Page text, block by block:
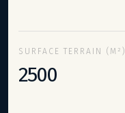
SURFACE TERRAIN (M²)
2500